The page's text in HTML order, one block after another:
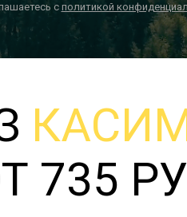
О
с политикой
735